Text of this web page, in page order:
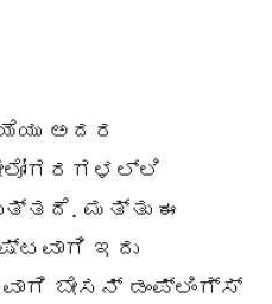
ಅದರ
ಮತ್ತು ಈ
ಇದು
ಬೇಸನ್ ಡಂಪ್ಲಿಂಗ್ಸ್